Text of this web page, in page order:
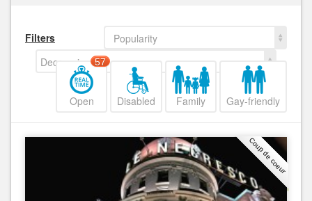
Filters
Popularity
Decreasing
Open
57
Disabled Family Gay-friendly
Coup de coeur